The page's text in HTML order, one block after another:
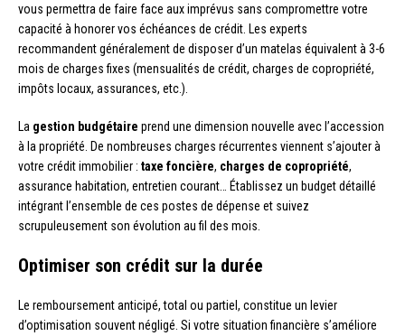
vous permettra de faire face aux imprévus sans compromettre votre
capacité à honorer vos échéances de crédit. Les experts
recommandent généralement de disposer d’un matelas équivalent à 3-6
mois de charges fixes (mensualités de crédit, charges de copropriété,
impôts locaux, assurances, etc.).
La gestion budgétaire prend une dimension nouvelle avec l’accession
à la propriété. De nombreuses charges récurrentes viennent s’ajouter à
votre crédit immobilier : taxe foncière, charges de copropriété,
assurance habitation, entretien courant… Établissez un budget détaillé
intégrant l’ensemble de ces postes de dépense et suivez
scrupuleusement son évolution au fil des mois.
Optimiser son crédit sur la durée
Le remboursement anticipé, total ou partiel, constitue un levier
d’optimisation souvent négligé. Si votre situation financière s’améliore